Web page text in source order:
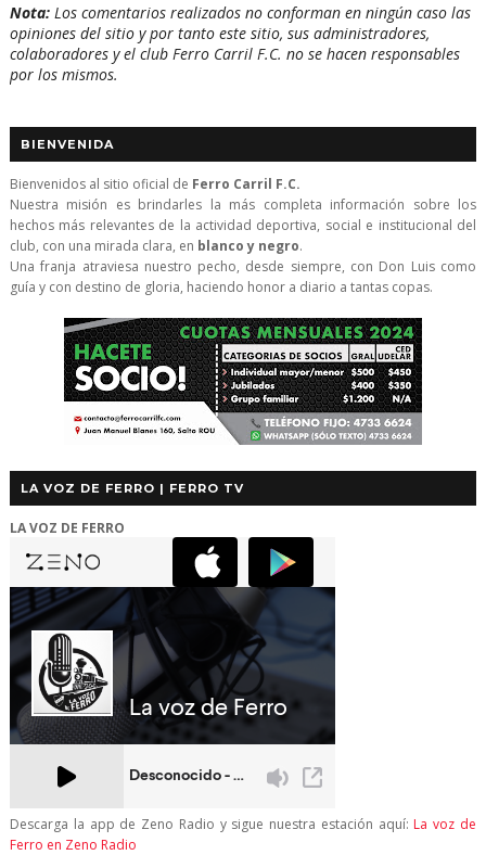
Nota:Los comentarios realizados no conforman en ningún caso las
opiniones del sitio y por tanto este sitio, sus administradores,
colaboradores y el club Ferro Carril F.C. no se hacen responsables
por los mismos.
BIENVENIDA
Bienvenidos al sitio oficial de Ferro Carril F.C.
Nuestra misión es brindarles la más completa información sobre los
hechos más relevantes de la actividad deportiva, social e institucional del
club, con una mirada clara, en blanco y negro.
Una franja atraviesa nuestro pecho, desde siempre, con Don Luis como
guía y con destino de gloria, haciendo honor a diario a tantas copas.
LA VOZ DE FERRO | FERRO TV
LA VOZ DE FERRO
Descarga la app de Zeno Radio y sigue nuestra estación aquí: La voz de
Ferro en Zeno Radio